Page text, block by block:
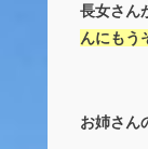
長女さん
んにもう
お姉さん